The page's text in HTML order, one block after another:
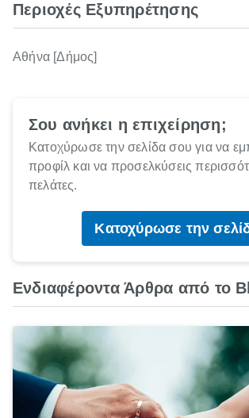
Περιοχές Εξυπηρέτησης
Αθήνα [Δήμος]
Σου ανήκει η επιχείρηση;
Κατοχύρωσε την σελίδα σου για να
προφίλ και να προσελκύσεις
πελάτες.
Κατοχύρωσε την
Ενδιαφέροντα Άρθρα από το